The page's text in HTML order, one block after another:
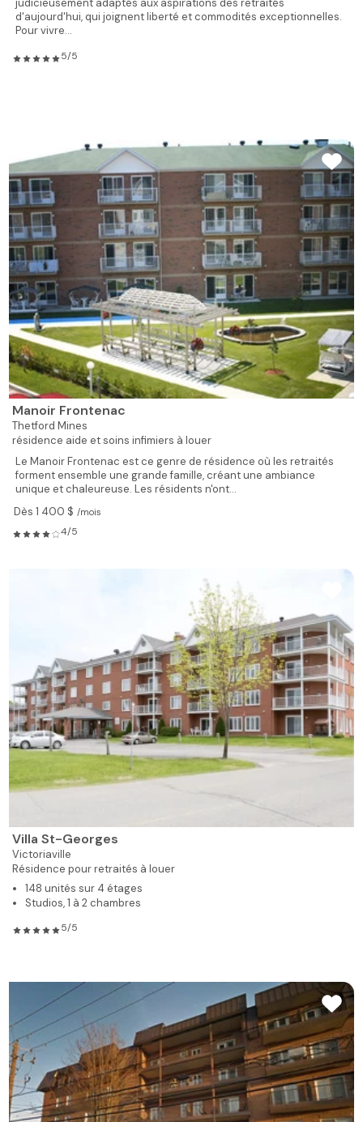
judicieusement adaptés aux aspirations des retraités
d'aujourd'hui, qui joignent liberté et commodités exceptionnelles.
Pour vivre...
5/5
Manoir Frontenac
Thetford Mines
résidence aide et soins infimiers à louer
Le Manoir Frontenac est ce genre de résidence où les retraités
forment ensemble une grande famille, créant une ambiance
unique et chaleureuse. Les résidents n'ont...
Dès 1 400 $ /mois
4/5
Villa St-Georges
Victoriaville
Résidence pour retraités à louer
148 unités sur 4 étages
Studios, 1 à 2 chambres
5/5